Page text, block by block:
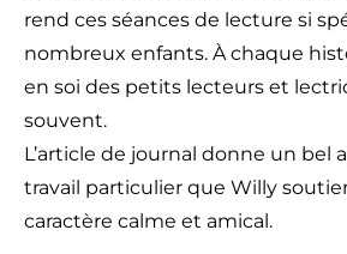
rend ces séances de lecture si
nombreux enfants. À chaque
en soi des petits lecteurs et
souvent.
L’article de journal donne un bel
travail particulier que Willy
caractère calme et amical.